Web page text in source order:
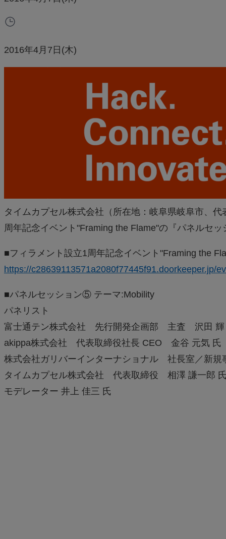
2016年4月7日(木)
タイムカプセル株式会社（所在地：岐阜県岐阜市、
周年記念イベント"Framing the Flame"の『パネルセ
■フィラメント設立1周年記念イベント"Framing the
https://c28639113571a2080f77445f91.doorkeeper.jp/
■パネルセッション⑤ テーマ:Mobility
パネリスト
富士通テン株式会社 先行開発企画部 主査 沢田 輝
akippa株式会社 代表取締役社長 CEO 金谷 元気 氏
株式会社ガリバーインターナショナル 社長室／新
タイムカプセル株式会社 代表取締役 相澤 謙一郎
モデレーター 井上 佳三 氏